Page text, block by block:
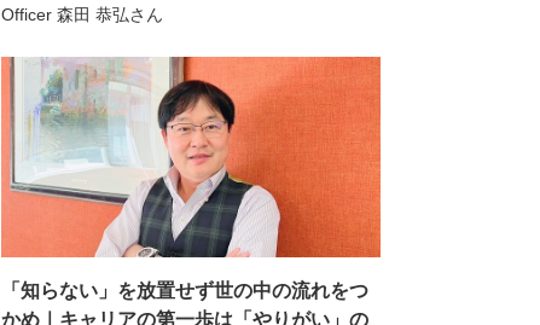
Officer 森田 恭弘さん
「知らない」を放置せず世の中の流れをつ
かめ｜キャリアの第一歩は「やりがい」の